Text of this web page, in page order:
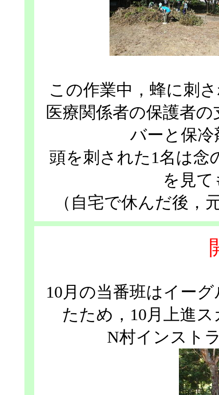
この作業中，蜂に刺
医療関係者の保護者
バーと保
頭を刺された1名は念
を見
（自宅で休んだ後，
10月の当番班はイー
たため，10月上進
N村インスト